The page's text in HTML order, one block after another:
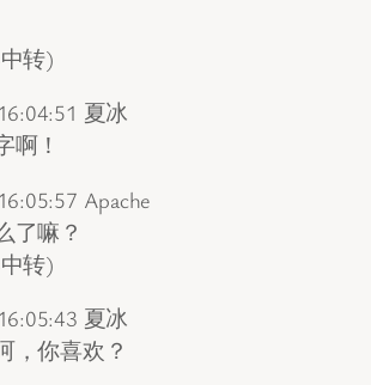
转)
夏冰
啊！
Apache
了嘛？
转)
夏冰
，你喜欢？